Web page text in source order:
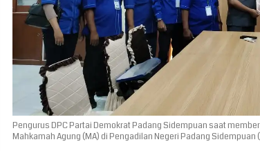
Pengurus DPC Partai Demokrat Padang Sidempuan saat
Mahkamah Agung (MA) di Pengadilan Negeri Padang Sidempuan